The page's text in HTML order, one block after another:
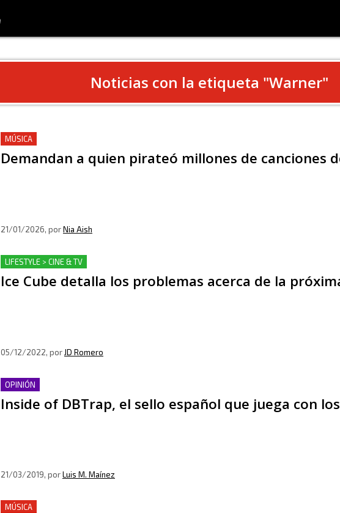
Noticias con la etiqueta "Warner"
MÚSICA
Demandan a quien pirateó millones de canciones
21/01/2026, porNia Aish
LIFESTYLE > CINE & TV
Ice Cube detalla los problemas acerca de la
05/12/2022, por JD Romero
OPINIÓN
Inside of DBTrap, el sello español que juega con
21/03/2019, porLuis M. Maínez
MÚSICA